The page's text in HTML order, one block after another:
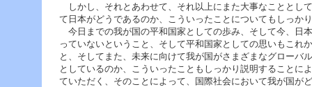
しかし、それとあわせて、それ以上にまた大事なこととし
て日本がどうであるのか、こういったことについてもしっか
今日までの我が国の平和国家としての歩み、そして今、日
っていないということ、そして平和国家としての思いもこれ
と、そしてまた、未来に向けて我が国がさまざまなグローバ
としているのか、こういったこともしっかり説明することに
ていただく、そのことによって、国際社会において我が国が